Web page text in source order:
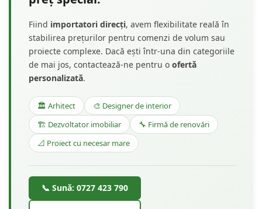
Fiind importatori direcți, avem flexibilitate reală în
stabilirea prețurilor pentru comenzi de volum sau
proiecte complexe. Dacă ești într-una din categoriile
de mai jos, contactează-ne pentru o ofertă
personalizată.
🏛️ Arhitect
🎨 Designer de interior
🏗️ Dezvoltator imobiliar
🔧 Firmă de renovări
📐 Proiect cu necesar mare
📞 Sună: 0727 423 790